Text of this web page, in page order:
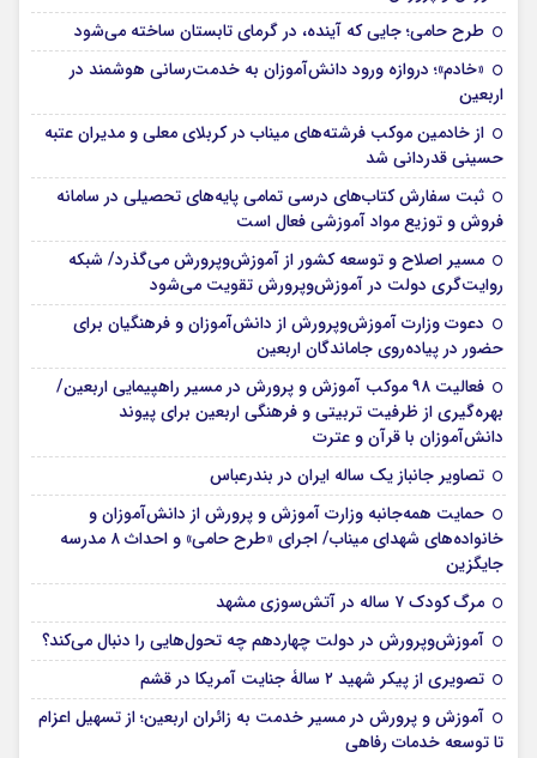
طرح حامی؛ جایی که آینده، در گرمای تابستان ساخته می‌شود
«خادم»؛ دروازه ورود دانش‌آموزان به خدمت‌رسانی هوشمند در
اربعین
از خادمین موکب فرشته‌های میناب در کربلای معلی و مدیران عتبه
حسینی قدردانی شد
ثبت سفارش کتاب‌های درسی تمامی پایه‌های تحصیلی در سامانه
فروش و توزیع مواد آموزشی فعال است
مسیر اصلاح و توسعه کشور از آموزش‌وپرورش می‌گذرد/ شبکه
روایت‌‌گری دولت در آموزش‌وپرورش تقویت می‌شود
دعوت وزارت آموزش‌وپرورش از دانش‌آموزان و فرهنگیان برای
حضور در پیاده‌روی جاماندگان اربعین
فعالیت ۹۸ موکب آموزش و پرورش در مسیر راهپیمایی اربعین/
بهره‌گیری از ظرفیت تربیتی و فرهنگی اربعین برای پیوند
دانش‌آموزان با قرآن و عترت
تصاویر جانباز یک ساله ایران در بندرعباس
حمایت همه‌جانبه وزارت آموزش و پرورش از دانش‌آموزان و
خانواده‌های شهدای میناب/ اجرای «طرح حامی» و احداث ۸ مدرسه
جایگزین
مرگ کودک ۷ ساله در آتش‌سوزی مشهد
آموزش‌وپرورش در دولت چهاردهم چه تحول‌هایی را دنبال می‌کند؟
تصویری از پیکر شهید ۲ سالۀ جنایت آمریکا در قشم
آموزش و پرورش در مسیر خدمت به زائران اربعین؛ از تسهیل اعزام
تا توسعه خدمات رفاهی